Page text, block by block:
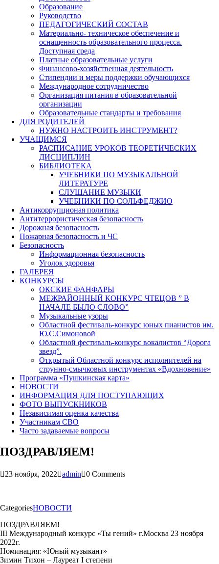
Образование
Руководство
ПЕДАГОГИЧЕСКИЙ СОСТАВ
Материально- техническое обеспечение и
оснащенность образовательного процесса.
Доступная среда
Платные образовательные услуги
Финансово-хозяйственная деятельность
Стипендии и меры поддержки обучающихся
Международное сотрудничество
Организация питания в образовательной
организации
Образовательные стандарты и требования
ДЛЯ РОДИТЕЛЕЙ
НУЖНО НАСТРОИТЬ ИНСТРУМЕНТ?
УЧАЩИМСЯ
РАСПИСАНИЕ УРОКОВ ТЕОРЕТИЧЕСКИХ
ДИСЦИПЛИН
БИБЛИОТЕКА
УЧЕБНИКИ ПО МУЗЫКАЛЬНОЙ
ЛИТЕРАТУРЕ
СЛУШАНИЕ МУЗЫКИ
УЧЕБНИКИ ПО СОЛЬФЕДЖИО
Антикоррупционая политика
Антитеррористическая безопасность
Дорожная безопасность
Пожарная безопасность и ЧС
Безопасность
Информационная безопасность
Уголок здоровья
ГАЛЕРЕЯ
КОНКУРСЫ
ОКСКИЕ ФАНФАРЫ
МЕЖРАЙОННЫЙ КОНКУРС ЧТЕЦОВ ” В
НАЧАЛЕ БЫЛО СЛОВО”
Музыкальные узоры
Областной фестиваль-конкурс юных пианистов им.
Ю.С.Симоновой
Областной фестиваль-конкурс вокалистов “Дорога
звезд”.
Открытый Областной конкурс исполнителей на
струнно-смычковых инструментах «Вдохновение»
Программа «Пушкинская карта»
НОВОСТИ
ИНФОРМАЦИЯ ДЛЯ ПОСТУПАЮЩИХ
ФОТО ВЫПУСКНИКОВ
Независимая оценка качества
Участникам СВО
Часто задаваемые вопросы
ПОЗДРАВЛЯЕМ!
23 ноября, 2022 admin 0 Comments
CategoriesНОВОСТИ
ПОЗДРАВЛЯЕМ!
III Международный конкурс «Ты гений» г.Москва 23 ноября
2022г.
Номинация: «Юный музыкант»
Зимин Тихон – Лауреат I степени